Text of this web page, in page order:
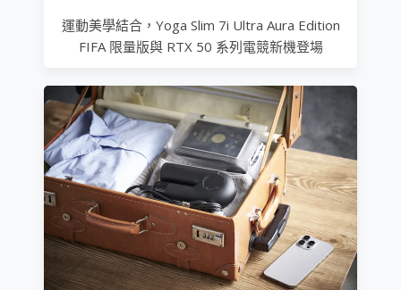
運動美學結合，Yoga Slim 7i Ultra Aura Edition
FIFA 限量版與 RTX 50 系列電競新機登場